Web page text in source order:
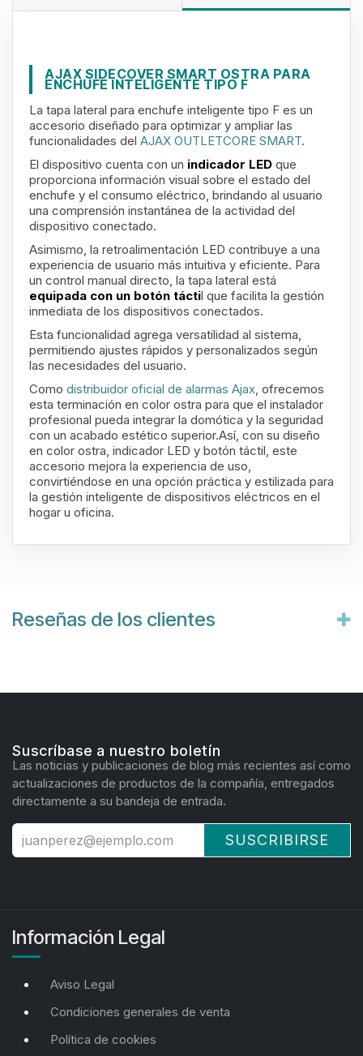
AJAX SIDECOVER SMART OSTRA PARA
ENCHUFE INTELIGENTE TIPO F
La tapa lateral para enchufe inteligente tipo F es un
accesorio diseñado para optimizar y ampliar las
funcionalidades del AJAX OUTLETCORE SMART.
El dispositivo cuenta con un indicador LED que
proporciona información visual sobre el estado del
enchufe y el consumo eléctrico, brindando al usuario
una comprensión instantánea de la actividad del
dispositivo conectado.
Asimismo, la retroalimentación LED contribuye a una
experiencia de usuario más intuitiva y eficiente. Para
un control manual directo, la tapa lateral está
equipada con un botón táctil que facilita la gestión
inmediata de los dispositivos conectados.
Esta funcionalidad agrega versatilidad al sistema,
permitiendo ajustes rápidos y personalizados según
las necesidades del usuario.
Como distribuidor oficial de alarmas Ajax, ofrecemos
esta terminación en color ostra para que el instalador
profesional pueda integrar la domótica y la seguridad
con un acabado estético superior.Así, con su diseño
en color ostra, indicador LED y botón táctil, este
accesorio mejora la experiencia de uso,
convirtiéndose en una opción práctica y estilizada para
la gestión inteligente de dispositivos eléctricos en el
hogar u oficina.
Reseñas de los clientes
Suscríbase a nuestro boletín
Las noticias y publicaciones de blog más recientes así como
actualizaciones de productos de la compañía, entregados
directamente a su bandeja de entrada.
SUSCRIBIRSE
Información Legal
Aviso Legal
Condiciones generales de venta
Política de cookies